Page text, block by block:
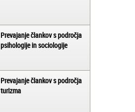
Prevajanje člankov s področja
psihologije in sociologije
Prevajanje člankov s področja
turizma